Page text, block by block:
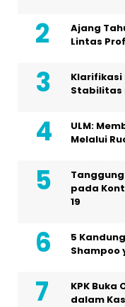
Ajang
Lintas
Klarifikasi
Stabilitas
ULM:
Melalui
pada
19
5
Shampoo
KPK Buka
dalam